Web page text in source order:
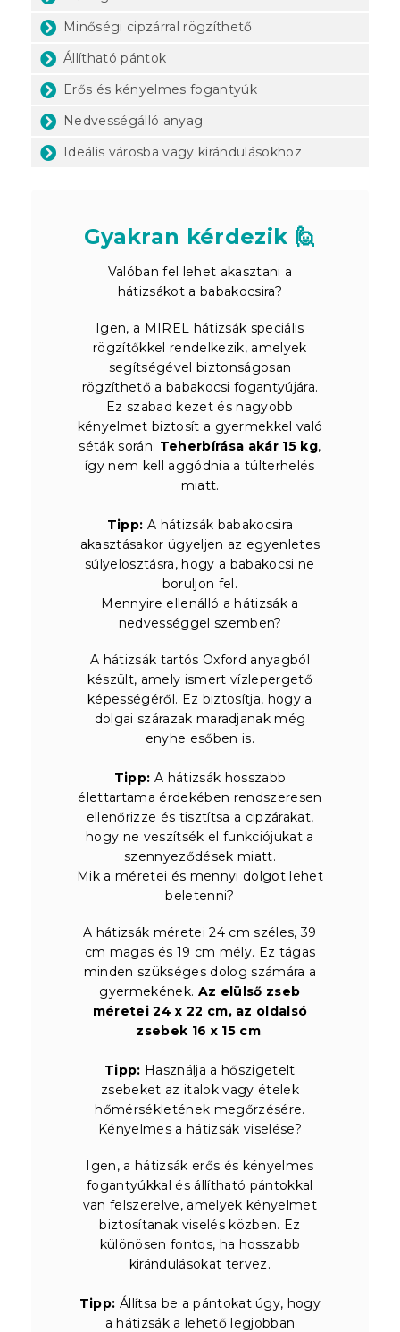
Minőségi cipzárral rögzíthető
Állítható pántok
Erős és kényelmes fogantyúk
Nedvességálló anyag
Ideális városba vagy kirándulásokhoz
Gyakran kérdezik 🙋
Valóban fel lehet akasztani a
hátizsákot a babakocsira?
Igen, a MIREL hátizsák speciális
rögzítőkkel rendelkezik, amelyek
segítségével biztonságosan
rögzíthető a babakocsi fogantyújára.
Ez szabad kezet és nagyobb
kényelmet biztosít a gyermekkel való
séták során. Teherbírása akár 15 kg,
így nem kell aggódnia a túlterhelés
miatt.
Tipp: A hátizsák babakocsira
akasztásakor ügyeljen az egyenletes
súlyelosztásra, hogy a babakocsi ne
boruljon fel.
Mennyire ellenálló a hátizsák a
nedvességgel szemben?
A hátizsák tartós Oxford anyagból
készült, amely ismert vízlepergető
képességéről. Ez biztosítja, hogy a
dolgai szárazak maradjanak még
enyhe esőben is.
Tipp: A hátizsák hosszabb
élettartama érdekében rendszeresen
ellenőrizze és tisztítsa a cipzárakat,
hogy ne veszítsék el funkciójukat a
szennyeződések miatt.
Mik a méretei és mennyi dolgot lehet
beletenni?
A hátizsák méretei 24 cm széles, 39
cm magas és 19 cm mély. Ez tágas
minden szükséges dolog számára a
gyermekének. Az elülső zseb
méretei 24 x 22 cm, az oldalsó
zsebek 16 x 15 cm.
Tipp: Használja a hőszigetelt
zsebeket az italok vagy ételek
hőmérsékletének megőrzésére.
Kényelmes a hátizsák viselése?
Igen, a hátizsák erős és kényelmes
fogantyúkkal és állítható pántokkal
van felszerelve, amelyek kényelmet
biztosítanak viselés közben. Ez
különösen fontos, ha hosszabb
kirándulásokat tervez.
Tipp: Állítsa be a pántokat úgy, hogy
a hátizsák a lehető legjobban